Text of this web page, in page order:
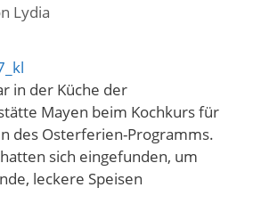
Lydia
in der Küche der
Mayen beim Kochkurs für
des Osterferien-Programms.
sich eingefunden, um
leckere Speisen